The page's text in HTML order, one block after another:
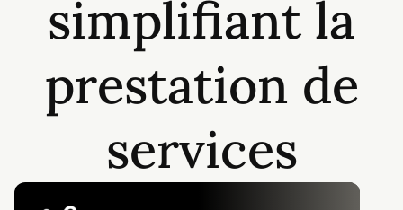
simplifiant la
prestation de
services